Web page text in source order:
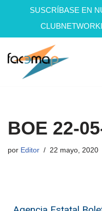
SUSCRÍBASE EN
Saltar
BOE 22-
por Editor 22 mayo, 2020